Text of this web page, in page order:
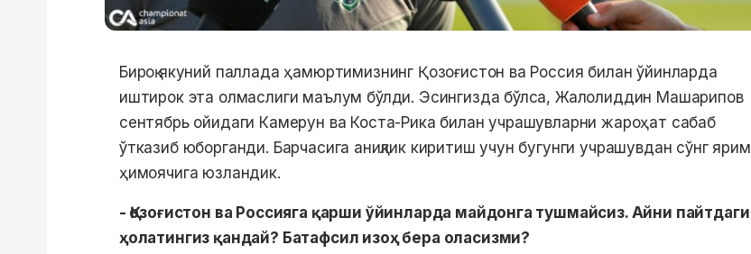
Бироқ якуний паллада ҳамюртимизнинг Қозоғистон ва Россия билан ўйинларда
иштирок эта олмаслиги маълум бўлди. Эсингизда бўлса, Жалолиддин Машарипов
сентябрь ойидаги Камерун ва Коста-Рика билан учрашувларни жароҳат сабаб
ўтказиб юборганди. Барчасига аниқлик киритиш учун бугунги учрашувдан сўнг ярим
ҳимоячига юзландик.
- Қозоғистон ва Россияга қарши ўйинларда майдонга тушмайсиз. Айни пайтдаги
ҳолатингиз қандай? Батафсил изоҳ бера оласизми?